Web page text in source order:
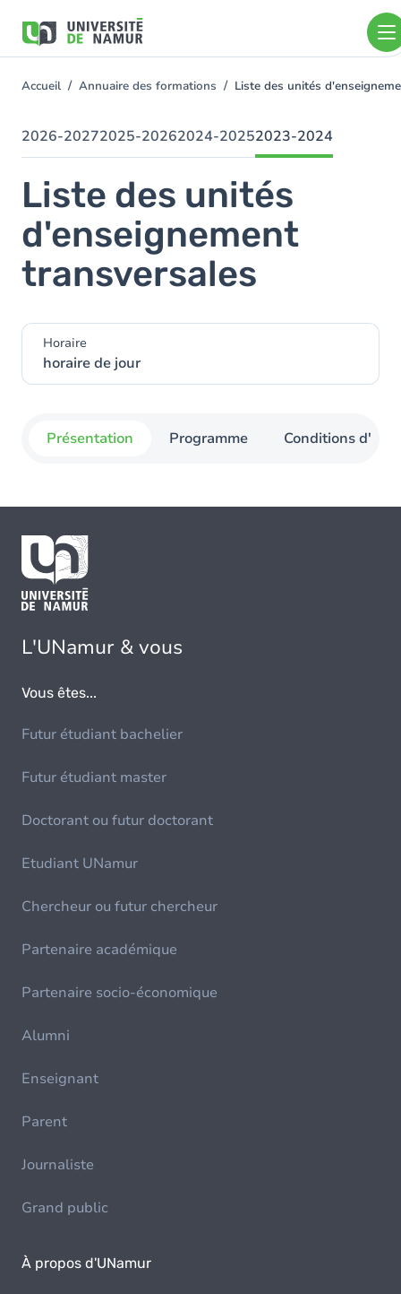
contenu
You
here
Accueil Annuaire des formations Liste des unités
2026-20272025-20262024-20252023-2024
Liste des unités
d'enseignement
transversales
Horaire
horaire de jour
Présentation Programme Conditions
L'UNamur & vous
Vous êtes...
Futur étudiant bachelier
Futur étudiant master
Doctorant ou futur doctorant
Etudiant UNamur
Chercheur ou futur chercheur
Partenaire académique
Partenaire socio-économique
Alumni
Enseignant
Parent
Journaliste
Grand public
À propos d'UNamur